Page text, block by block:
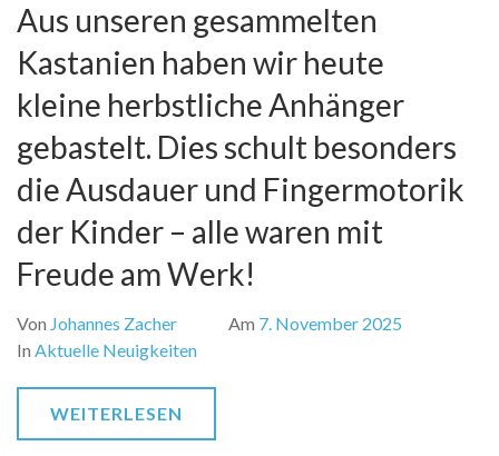
Aus unseren gesammelten
Kastanien haben wir heute
kleine herbstliche Anhänger
gebastelt. Dies schult besonders
die Ausdauer und Fingermotorik
der Kinder – alle waren mit
Freude am Werk!
Von Johannes Zacher Am 7. November 2025
In Aktuelle Neuigkeiten
WEITERLESEN